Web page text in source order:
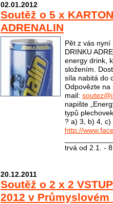
02.01.2012
Soutěž o 5 x
ADRENALIN
Pět z vás nyní
DRINKU
energy drink,
složením.
síla nabitá do
Odpovězte na
mail:
napište
typů
? a) 3, b) 4,
http://
trvá od 2.1. -
20.12.2011
Soutěž o 2 x 2
2012 v Průmyslovém